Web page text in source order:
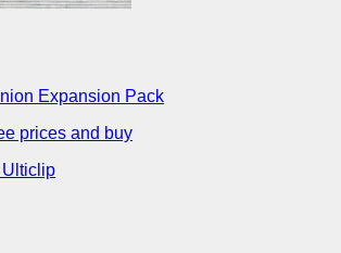
Expansion Pack
prices and buy